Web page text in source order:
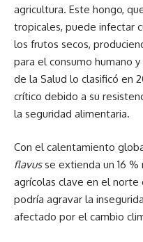
agricultura. Este hongo,
tropicales, puede infectar
los frutos secos,
para el consumo humano
de la Salud lo clasificó en
crítico debido a su
la seguridad alimentaria.
Con el calentamiento
flavusse extienda un 16 %
agrícolas clave en el norte
podría agravar la
afectado por el cambio